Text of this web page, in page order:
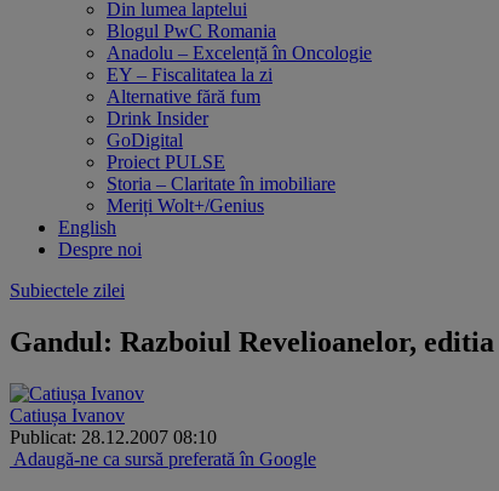
Din lumea laptelui
Blogul PwC Romania
Anadolu – Excelență în Oncologie
EY – Fiscalitatea la zi
Alternative fără fum
Drink Insider
GoDigital
Proiect PULSE
Storia – Claritate în imobiliare
Meriți Wolt+/Genius
English
Despre noi
Subiectele zilei
Gandul: Razboiul Revelioanelor,
Catiușa Ivanov
Publicat: 28.12.2007 08:10
Adaugă-ne ca sursă preferată în Google